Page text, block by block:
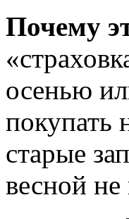
Почему
осенью
покупать
старые
весной